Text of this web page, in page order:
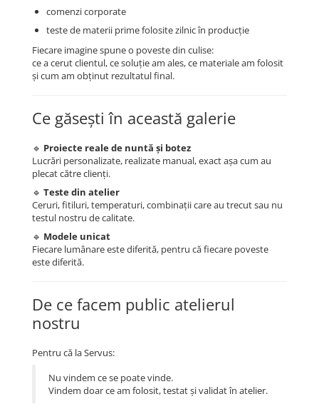
comenzi corporate
teste de materii prime folosite zilnic în producție
Fiecare imagine spune o poveste din culise:
ce a cerut clientul, ce soluție am ales, ce materiale am folosit
și cum am obținut rezultatul final.
Ce găsești în această galerie
🔹 Proiecte reale de nuntă și botez
Lucrări personalizate, realizate manual, exact așa cum au
plecat către clienți.
🔹 Teste din atelier
Ceruri, fitiluri, temperaturi, combinații care au trecut sau nu
testul nostru de calitate.
🔹 Modele unicat
Fiecare lumânare este diferită, pentru că fiecare poveste
este diferită.
De ce facem public atelierul
nostru
Pentru că la Servus:
Nu vindem ce se poate vinde.
Vindem doar ce am folosit, testat și validat în atelier.